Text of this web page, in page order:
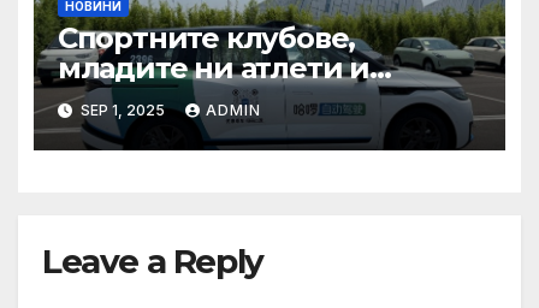
НОВИНИ
Спортните клубове,
младите ни атлети и
техните треньори имат
нужда от нашата подкрепа
и ние ще им я осигурим
SEP 1, 2025 ADMIN
Leave a Reply